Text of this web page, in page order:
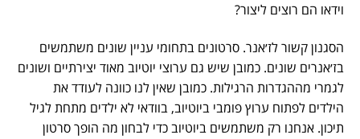
וידאו הם רוצים ליצור?
הסגנון קשור לז׳אנר. סרטונים בתחומי עניין שונים משתמשים
בז׳אנרים שונים. כמובן שיש גם ערוצי יוטיוב מאוד יצירתיים ושונים
לגמרי מההגדרות הרגילות. כמובן שאין לנו כוונה לעודד את
הילדים לפתוח ערוץ פומבי ביוטיוב, בוודאי לא ילדים מתחת לגיל
תיכון. אנחנו רק משתמשים ביוטיוב כדי לבחון מה הופך סרטון